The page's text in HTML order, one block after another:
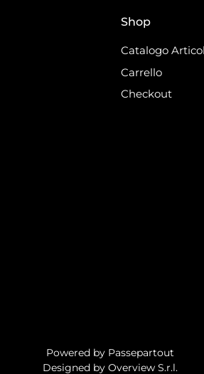
Shop
Catalogo
Carrello
Checkout
Powered by Passepartout
Designed by Overview S.r.l.